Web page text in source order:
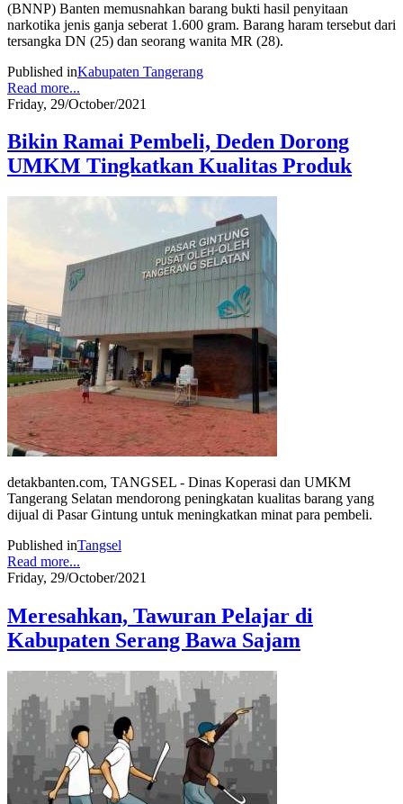
(BNNP) Banten memusnahkan barang bukti hasil penyitaan
narkotika jenis ganja seberat 1.600 gram. Barang haram tersebut dari
tersangka DN (25) dan seorang wanita MR (28).
Published inKabupaten Tangerang
Read more...
Friday, 29/October/2021
Bikin Ramai Pembeli, Deden Dorong
UMKM Tingkatkan Kualitas Produk
detakbanten.com, TANGSEL - Dinas Koperasi dan UMKM
Tangerang Selatan mendorong peningkatan kualitas barang yang
dijual di Pasar Gintung untuk meningkatkan minat para pembeli.
Published inTangsel
Read more...
Friday, 29/October/2021
Meresahkan, Tawuran Pelajar di
Kabupaten Serang Bawa Sajam